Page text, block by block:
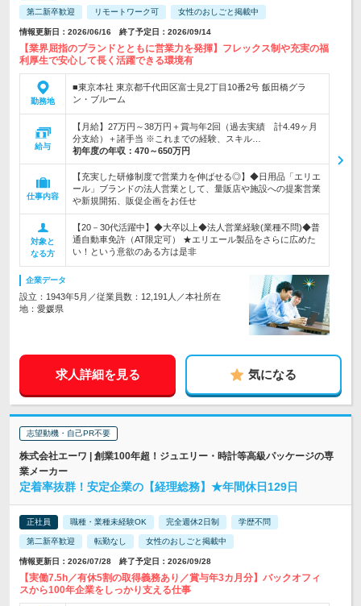
第二新卒歓迎 リモートワーク可 女性のおしごと掲載中
情報更新日：2026/06/16 終了予定日：2026/09/14
【業界屈指のブランドとともに営業力を発揮】フレックス制や充実の福
利厚生で安心して長く活躍できる環境有
勤務地
■東京本社 東京都千代田区富士見2丁目10番2号 飯田橋グラ
ン・ブルーム
給与
【月給】27万円～38万円＋賞与年2回（過去実績 計4.49ヶ月
分支給）＋諸手当 ※これまでの経験、スキル…
初年度の年収： 470～650万円
仕事内容
【充実した研修制度で営業力を伸ばせる◎】◆日用品「エリエ
ール」ブランドの法人営業として、量販店や施設への提案営業
や新規開拓、販促企画をお任せ
対象と
なる方
【20－30代活躍中】◆大卒以上◆法人営業経験(業種不問)◆普
通自動車免許（AT限定可） ★エリエール製品をさらに広めた
い！という意欲のある方は是非
企業データ
設立：1943年5月／従業員数：12,191人／本社所在
地：愛媛県
求人詳細を見る 気になる
志望動機・自己PR不要
株式会社エーワ | 創業100年超！ジュエリー・時計等高級パッケージの専
業メーカー
定着率抜群！安定企業の【経理総務】★年間休日129日
正社員 職種・業種未経験OK 完全週休2日制 学歴不問
第二新卒歓迎 転勤なし 女性のおしごと掲載中
情報更新日：2026/07/28 終了予定日：2026/09/28
【実働7.5h／有休5割の取得義務あり／賞与年3カ月分】バックオフィ
スから100年企業をしっかり支える仕事